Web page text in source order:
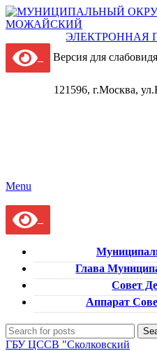
ЭЛЕКТРОННАЯ
Версия для
121596, г.Москва,
Menu
Глава
Совет
Аппарат
ГБУ ЦССВ "Сколковский